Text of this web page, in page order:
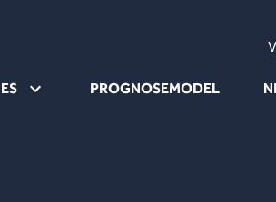
PROGNOSEMODEL